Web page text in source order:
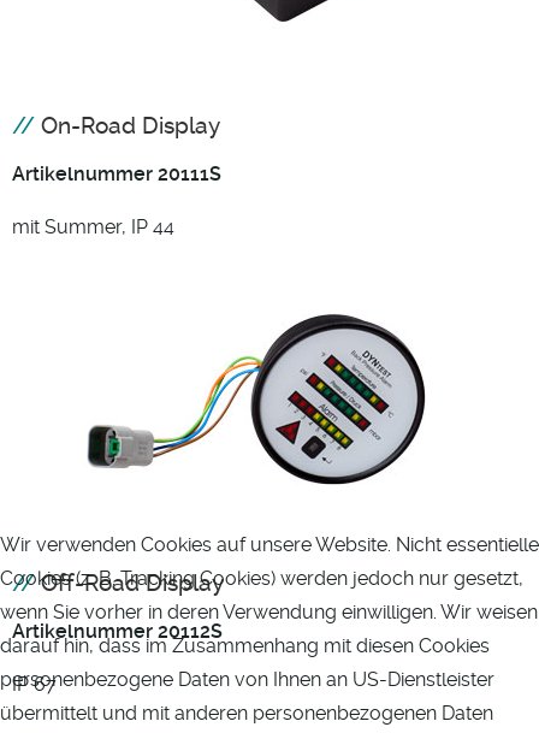
On-Road Display
Artikelnummer 20111S
mit Summer, IP 44
Off-Road Display
Artikelnummer 20112S
IP 67
Wir verwenden Cookies auf unsere Website. Nicht essentielle
Cookies (z. B. Tracking Cookies) werden jedoch nur gesetzt,
wenn Sie vorher in deren Verwendung einwilligen. Wir weisen
darauf hin, dass im Zusammenhang mit diesen Cookies
personenbezogene Daten von Ihnen an US-Dienstleister
übermittelt und mit anderen personenbezogenen Daten